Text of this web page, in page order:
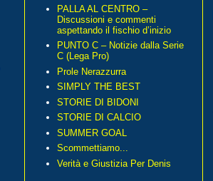
PALLA AL CENTRO –
Discussioni e commenti
aspettando il fischio d’inizio
PUNTO C – Notizie dalla Serie
C (Lega Pro)
Prole Nerazzurra
SIMPLY THE BEST
STORIE DI BIDONI
STORIE DI CALCIO
SUMMER GOAL
Scommettiamo...
Verità e Giustizia Per Denis